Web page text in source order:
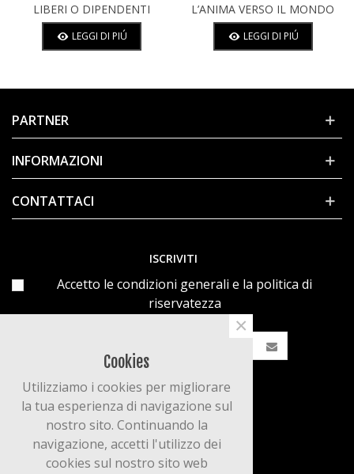
LIBERI O DIPENDENTI
LEGGI DI PIÚ
L’ANIMA VERSO IL MONDO
ASTRALE
LEGGI DI PIÚ
PARTNER
INFORMAZIONI
CONTATTACI
ISCRIVITI
Accetto le condizioni generali e la politica di
riservatezza
Cookies
Utilizziamo i cookies per migliorare
la tua esperienza di navigazione sul
nostro sito. Continuando la
navigazione, accetti l'utilizzo dei
cookies sul nostro sito web
×